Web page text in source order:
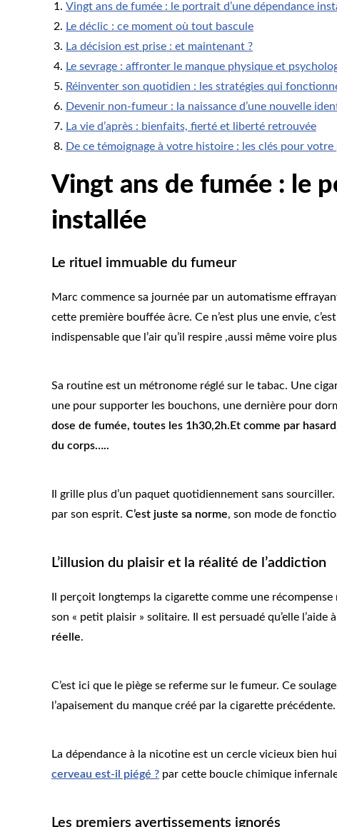
Vingt ans de fumée : le portrait d’une dépendance
Le déclic : ce moment où tout bascule
La décision est prise : et maintenant ?
Le sevrage : affronter le manque physique et
Réinventer son quotidien : les stratégies qui
Devenir non-fumeur : la naissance d’une nouvelle
La vie d’après : bienfaits, fierté et liberté retrouvée
De ce témoignage à votre histoire : les clés pour
Vingt ans de fumée : le
installée
Le rituel immuable du fumeur
Marc commence sa journée par un automatisme
cette première bouffée âcre. Ce n’est plus une envie,
indispensable que l’air qu’il respire ,aussi même voire
Sa routine est un métronome réglé sur le tabac. Une
une pour supporter les bouchons, une dernière pour
dose de fumée, toutes les 1h30,2h.Et comme par
du corps…..
Il grille plus d’un paquet quotidiennement sans
par son esprit. C’est juste sa norme, son mode de
L’illusion du plaisir et la réalité de l’addiction
Il perçoit longtemps la cigarette comme une
son « petit plaisir » solitaire. Il est persuadé qu’elle l’aide
réelle.
C’est ici que le piège se referme sur le fumeur. Ce
l’apaisement du manque créé par la cigarette
La dépendance à la nicotine est un cercle vicieux bien
cerveau est-il piégé ? par cette boucle chimique
Les premiers avertissements ignorés